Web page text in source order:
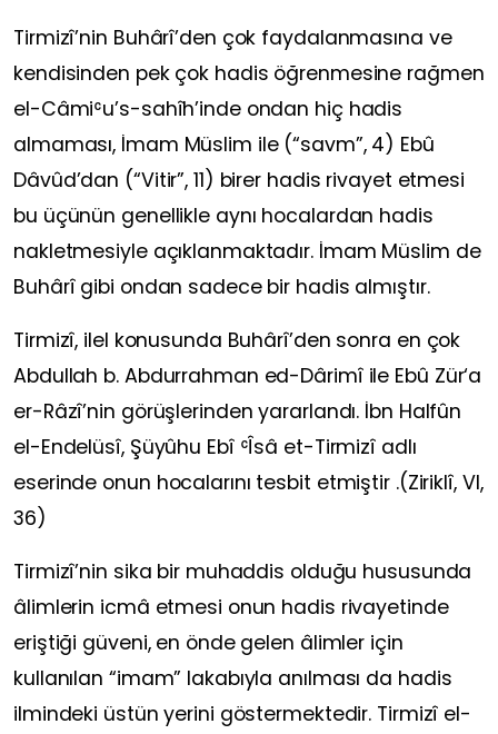
Tirmizî’nin Buhârî’den çok faydalanmasına ve
kendisinden pek çok hadis öğrenmesine rağmen
el-Câmiʿu’s-sahîh’inde ondan hiç hadis
almaması, İmam Müslim ile (“savm”, 4) Ebû
Dâvûd’dan (“Vitir”, 11) birer hadis rivayet etmesi
bu üçünün genellikle aynı hocalardan hadis
nakletmesiyle açıklanmaktadır. İmam Müslim de
Buhârî gibi ondan sadece bir hadis almıştır.
Tirmizî, ilel konusunda Buhârî’den sonra en çok
Abdullah b. Abdurrahman ed-Dârimî ile Ebû Zür‘a
er-Râzî’nin görüşlerinden yararlandı. İbn Halfûn
el-Endelüsî, Şüyûhu Ebî ʿÎsâ et-Tirmizî adlı
eserinde onun hocalarını tesbit etmiştir .(Ziriklî, VI,
36)
Tirmizî’nin sika bir muhaddis olduğu hususunda
âlimlerin icmâ etmesi onun hadis rivayetinde
eriştiği güveni, en önde gelen âlimler için
kullanılan “imam” lakabıyla anılması da hadis
ilmindeki üstün yerini göstermektedir. Tirmizî el-